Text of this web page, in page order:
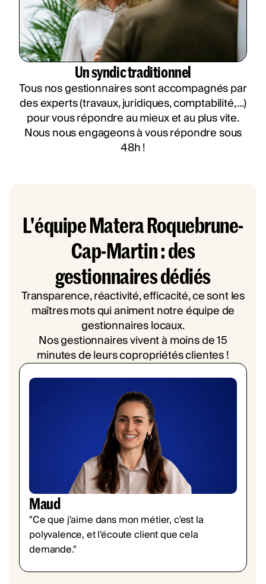
Un syndic traditionnel
Tous nos gestionnaires sont accompagnés par
des experts (travaux, juridiques, comptabilité, ...)
pour vous répondre au mieux et au plus vite.
Nous nous engageons à vous répondre sous
48h !
L'équipe Matera Roquebrune-
Cap-Martin : des
gestionnaires dédiés
Transparence, réactivité, efficacité, ce sont les
maîtres mots qui animent notre équipe de
gestionnaires locaux.
Nos gestionnaires vivent à moins de 15
minutes de leurs copropriétés clientes !
Maud
"Ce que j'aime dans mon métier, c'est la
polyvalence, et l'écoute client que cela
demande."